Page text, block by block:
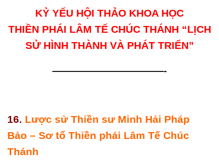
KỶ YẾU HỘI THẢO KHOA HỌC
THIỀN PHÁI LÂM TẾ CHÚC THÁNH “LỊCH
SỬ HÌNH THÀNH VÀ PHÁT TRIỂN”
————————————-
16. Lược sử Thiền sư Minh Hải Pháp
Bảo – Sơ tổ Thiền phái Lâm Tế Chúc
Thánh